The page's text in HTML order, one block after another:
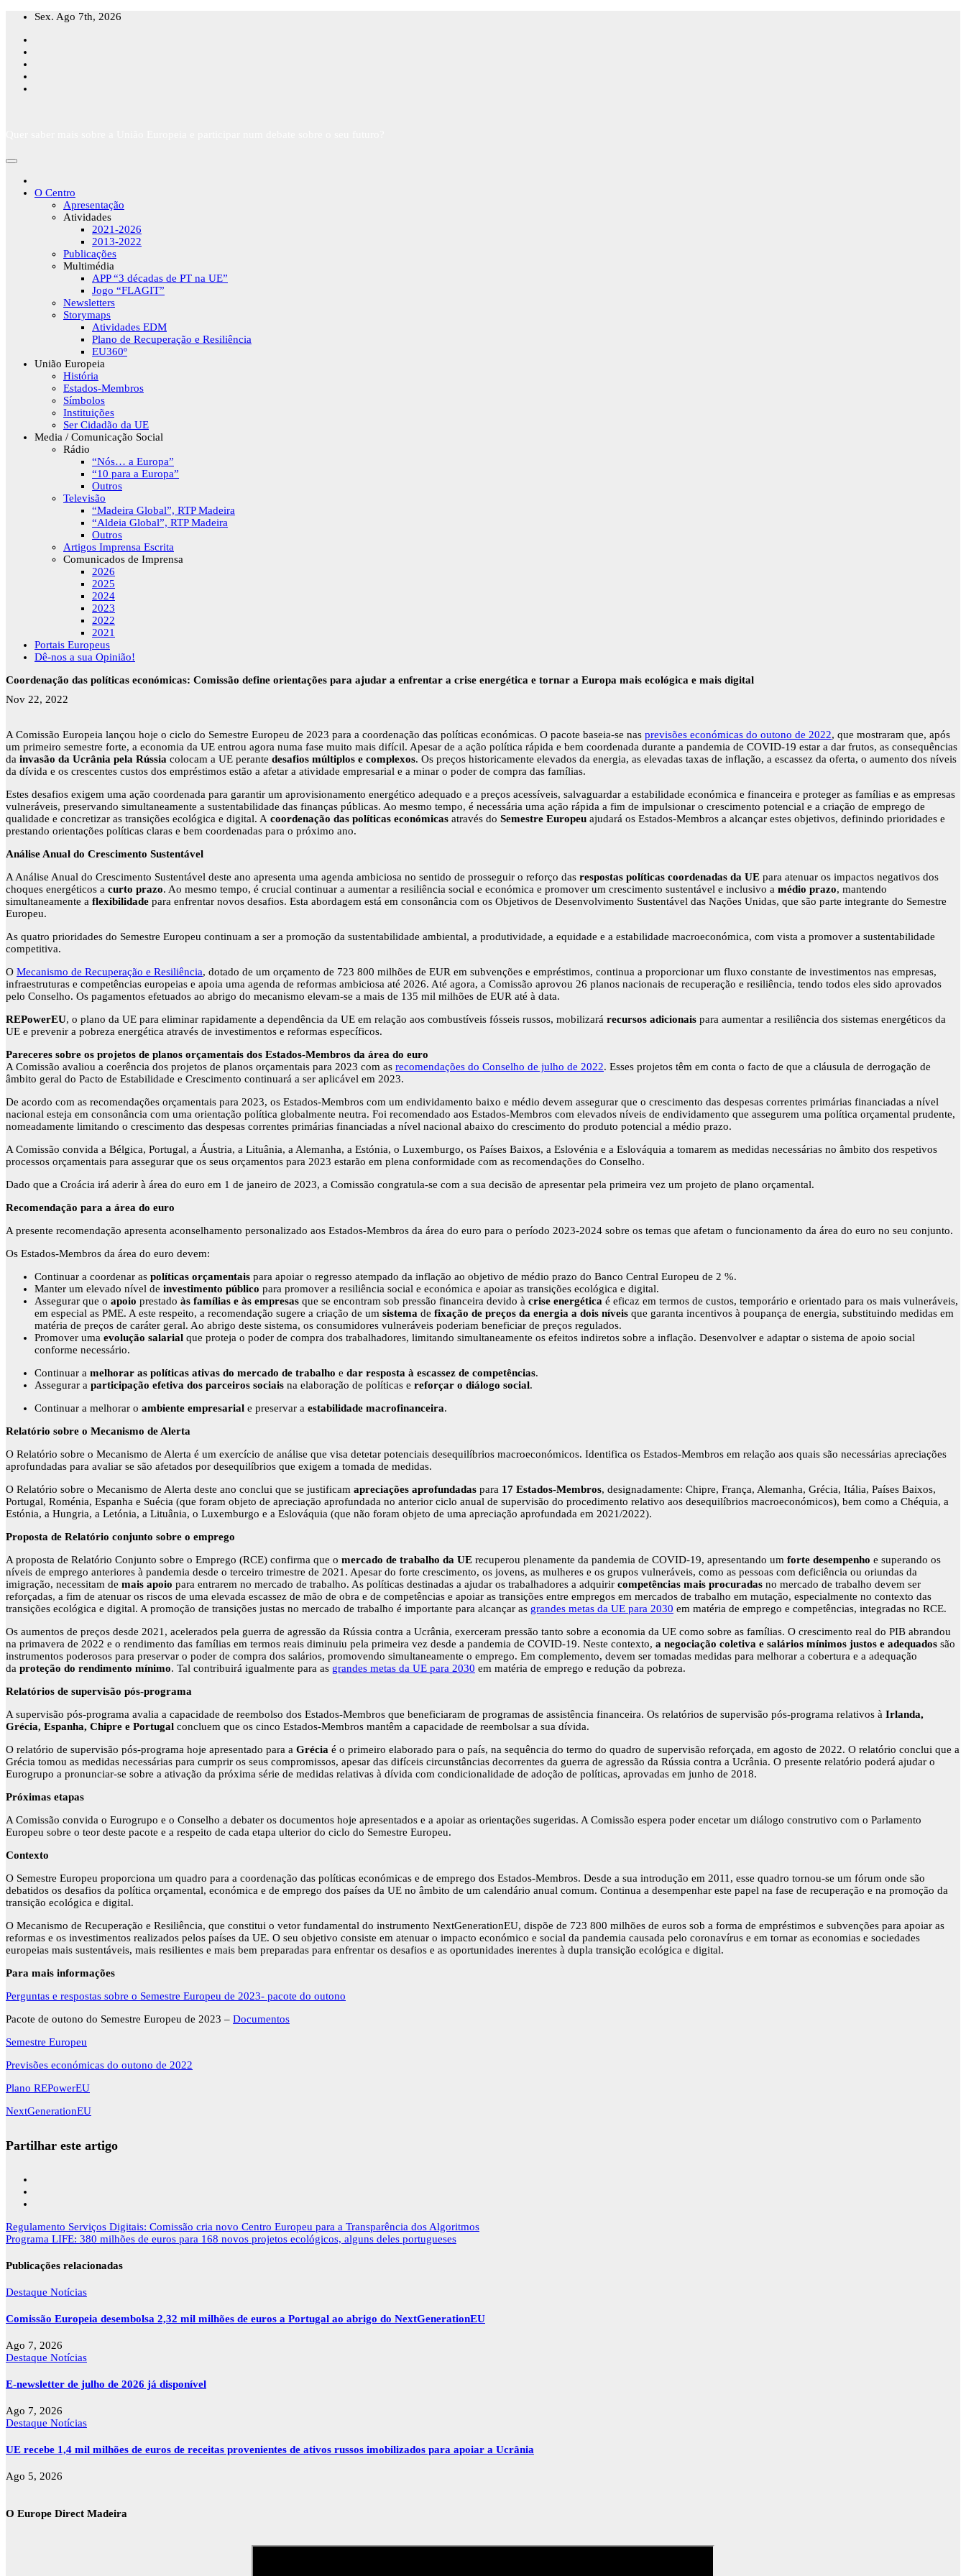
Skip
content
Sex. Ago 7th, 2026
O Centro
Apresentação
Atividades
2021-2026
2013-2022
Publicações
Multimédia
APP “3 décadas de PT na UE”
Jogo “FLAGIT”
Newsletters
Storymaps
Atividades EDM
Plano de Recuperação e Resiliência
EU360º
União Europeia
História
Estados-Membros
Símbolos
Instituições
Ser Cidadão da UE
Media / Comunicação Social
Rádio
“Nós… a Europa”
“10 para a Europa”
Outros
Televisão
“Madeira Global”, RTP Madeira
“Aldeia Global”, RTP Madeira
Outros
Artigos Imprensa Escrita
Comunicados de Imprensa
2026
2025
2024
2023
2022
2021
Portais Europeus
Dê-nos a sua Opinião!
Coordenação das políticas económicas: Comissão define orientações para ajudar a enfrentar a crise energética e tornar a Europa mais ecológica e mais digital
Nov 22, 2022
A Comissão Europeia lançou hoje o ciclo do Semestre Europeu de 2023 para a coordenação das políticas económicas. O pacote baseia-se nas previsões económicas do outono de 2022, que mostraram que, após
um primeiro semestre forte, a economia da UE entrou agora numa fase muito mais difícil. Apesar de a ação política rápida e bem coordenada durante a pandemia de COVID-19 estar a dar frutos, as consequências
da invasão da Ucrânia pela Rússia colocam a UE perante desafios múltiplos e complexos. Os preços historicamente elevados da energia, as elevadas taxas de inflação, a escassez da oferta, o aumento dos níveis
da dívida e os crescentes custos dos empréstimos estão a afetar a atividade empresarial e a minar o poder de compra das famílias.
Estes desafios exigem uma ação coordenada para garantir um aprovisionamento energético adequado e a preços acessíveis, salvaguardar a estabilidade económica e financeira e proteger as famílias e as empresas
vulneráveis, preservando simultaneamente a sustentabilidade das finanças públicas. Ao mesmo tempo, é necessária uma ação rápida a fim de impulsionar o crescimento potencial e a criação de emprego de
qualidade e concretizar as transições ecológica e digital. A coordenação das políticas económicas através do Semestre Europeu ajudará os Estados-Membros a alcançar estes objetivos, definindo prioridades e
prestando orientações políticas claras e bem coordenadas para o próximo ano.
Análise Anual do Crescimento Sustentável
A Análise Anual do Crescimento Sustentável deste ano apresenta uma agenda ambiciosa no sentido de prosseguir o reforço das respostas políticas coordenadas da UE para atenuar os impactos negativos dos
choques energéticos a curto prazo. Ao mesmo tempo, é crucial continuar a aumentar a resiliência social e económica e promover um crescimento sustentável e inclusivo a médio prazo, mantendo
simultaneamente a flexibilidade para enfrentar novos desafios. Esta abordagem está em consonância com os Objetivos de Desenvolvimento Sustentável das Nações Unidas, que são parte integrante do Semestre
Europeu.
As quatro prioridades do Semestre Europeu continuam a ser a promoção da sustentabilidade ambiental, a produtividade, a equidade e a estabilidade macroeconómica, com vista a promover a sustentabilidade
competitiva.
O Mecanismo de Recuperação e Resiliência, dotado de um orçamento de 723 800 milhões de EUR em subvenções e empréstimos, continua a proporcionar um fluxo constante de investimentos nas empresas,
infraestruturas e competências europeias e apoia uma agenda de reformas ambiciosa até 2026. Até agora, a Comissão aprovou 26 planos nacionais de recuperação e resiliência, tendo todos eles sido aprovados
pelo Conselho. Os pagamentos efetuados ao abrigo do mecanismo elevam-se a mais de 135 mil milhões de EUR até à data.
REPowerEU, o plano da UE para eliminar rapidamente a dependência da UE em relação aos combustíveis fósseis russos, mobilizará recursos adicionais para aumentar a resiliência dos sistemas energéticos da
UE e prevenir a pobreza energética através de investimentos e reformas específicos.
Pareceres sobre os projetos de planos orçamentais dos Estados-Membros da área do euro
A Comissão avaliou a coerência dos projetos de planos orçamentais para 2023 com as recomendações do Conselho de julho de 2022. Esses projetos têm em conta o facto de que a cláusula de derrogação de
âmbito geral do Pacto de Estabilidade e Crescimento continuará a ser aplicável em 2023.
De acordo com as recomendações orçamentais para 2023, os Estados-Membros com um endividamento baixo e médio devem assegurar que o crescimento das despesas correntes primárias financiadas a nível
nacional esteja em consonância com uma orientação política globalmente neutra. Foi recomendado aos Estados-Membros com elevados níveis de endividamento que assegurem uma política orçamental prudente,
nomeadamente limitando o crescimento das despesas correntes primárias financiadas a nível nacional abaixo do crescimento do produto potencial a médio prazo.
A Comissão convida a Bélgica, Portugal, a Áustria, a Lituânia, a Alemanha, a Estónia, o Luxemburgo, os Países Baixos, a Eslovénia e a Eslováquia a tomarem as medidas necessárias no âmbito dos respetivos
processos orçamentais para assegurar que os seus orçamentos para 2023 estarão em plena conformidade com as recomendações do Conselho.
Dado que a Croácia irá aderir à área do euro em 1 de janeiro de 2023, a Comissão congratula-se com a sua decisão de apresentar pela primeira vez um projeto de plano orçamental.
Recomendação para a área do euro
A presente recomendação apresenta aconselhamento personalizado aos Estados-Membros da área do euro para o período 2023-2024 sobre os temas que afetam o funcionamento da área do euro no seu conjunto.
Os Estados-Membros da área do euro devem:
Continuar a coordenar as políticas orçamentais para apoiar o regresso atempado da inflação ao objetivo de médio prazo do Banco Central Europeu de 2 %.
Manter um elevado nível de investimento público para promover a resiliência social e económica e apoiar as transições ecológica e digital.
Assegurar que o apoio prestado às famílias e às empresas que se encontram sob pressão financeira devido à crise energética é eficaz em termos de custos, temporário e orientado para os mais vulneráveis,
em especial as PME. A este respeito, a recomendação sugere a criação de um sistema de fixação de preços da energia a dois níveis que garanta incentivos à poupança de energia, substituindo medidas em
matéria de preços de caráter geral. Ao abrigo deste sistema, os consumidores vulneráveis poderiam beneficiar de preços regulados.
Promover uma evolução salarial que proteja o poder de compra dos trabalhadores, limitando simultaneamente os efeitos indiretos sobre a inflação. Desenvolver e adaptar o sistema de apoio social
conforme necessário.
Continuar a melhorar as políticas ativas do mercado de trabalho e dar resposta à escassez de competências.
Assegurar a participação efetiva dos parceiros sociais na elaboração de políticas e reforçar o diálogo social.
Continuar a melhorar o ambiente empresarial e preservar a estabilidade macrofinanceira.
Relatório sobre o Mecanismo de Alerta
O Relatório sobre o Mecanismo de Alerta é um exercício de análise que visa detetar potenciais desequilíbrios macroeconómicos. Identifica os Estados-Membros em relação aos quais são necessárias apreciações
aprofundadas para avaliar se são afetados por desequilíbrios que exigem a tomada de medidas.
O Relatório sobre o Mecanismo de Alerta deste ano conclui que se justificam apreciações aprofundadas para 17 Estados-Membros, designadamente: Chipre, França, Alemanha, Grécia, Itália, Países Baixos,
Portugal, Roménia, Espanha e Suécia (que foram objeto de apreciação aprofundada no anterior ciclo anual de supervisão do procedimento relativo aos desequilíbrios macroeconómicos), bem como a Chéquia, a
Estónia, a Hungria, a Letónia, a Lituânia, o Luxemburgo e a Eslováquia (que não foram objeto de uma apreciação aprofundada em 2021/2022).
Proposta de Relatório conjunto sobre o emprego
A proposta de Relatório Conjunto sobre o Emprego (RCE) confirma que o mercado de trabalho da UE recuperou plenamente da pandemia de COVID-19, apresentando um forte desempenho e superando os
níveis de emprego anteriores à pandemia desde o terceiro trimestre de 2021. Apesar do forte crescimento, os jovens, as mulheres e os grupos vulneráveis, como as pessoas com deficiência ou oriundas da
imigração, necessitam de mais apoio para entrarem no mercado de trabalho. As políticas destinadas a ajudar os trabalhadores a adquirir competências mais procuradas no mercado de trabalho devem ser
reforçadas, a fim de atenuar os riscos de uma elevada escassez de mão de obra e de competências e apoiar as transições entre empregos em mercados de trabalho em mutação, especialmente no contexto das
transições ecológica e digital. A promoção de transições justas no mercado de trabalho é importante para alcançar as grandes metas da UE para 2030 em matéria de emprego e competências, integradas no RCE.
Os aumentos de preços desde 2021, acelerados pela guerra de agressão da Rússia contra a Ucrânia, exerceram pressão tanto sobre a economia da UE como sobre as famílias. O crescimento real do PIB abrandou
na primavera de 2022 e o rendimento das famílias em termos reais diminuiu pela primeira vez desde a pandemia de COVID-19. Neste contexto, a negociação coletiva e salários mínimos justos e adequados são
instrumentos poderosos para preservar o poder de compra dos salários, promovendo simultaneamente o emprego. Em complemento, devem ser tomadas medidas para melhorar a cobertura e a adequação
da proteção do rendimento mínimo. Tal contribuirá igualmente para as grandes metas da UE para 2030 em matéria de emprego e redução da pobreza.
Relatórios de supervisão pós-programa
A supervisão pós-programa avalia a capacidade de reembolso dos Estados-Membros que beneficiaram de programas de assistência financeira. Os relatórios de supervisão pós-programa relativos à Irlanda,
Grécia, Espanha, Chipre e Portugal concluem que os cinco Estados-Membros mantêm a capacidade de reembolsar a sua dívida.
O relatório de supervisão pós-programa hoje apresentado para a Grécia é o primeiro elaborado para o país, na sequência do termo do quadro de supervisão reforçada, em agosto de 2022. O relatório conclui que a
Grécia tomou as medidas necessárias para cumprir os seus compromissos, apesar das difíceis circunstâncias decorrentes da guerra de agressão da Rússia contra a Ucrânia. O presente relatório poderá ajudar o
Eurogrupo a pronunciar-se sobre a ativação da próxima série de medidas relativas à dívida com condicionalidade de adoção de políticas, aprovadas em junho de 2018.
Próximas etapas
A Comissão convida o Eurogrupo e o Conselho a debater os documentos hoje apresentados e a apoiar as orientações sugeridas. A Comissão espera poder encetar um diálogo construtivo com o Parlamento
Europeu sobre o teor deste pacote e a respeito de cada etapa ulterior do ciclo do Semestre Europeu.
Contexto
O Semestre Europeu proporciona um quadro para a coordenação das políticas económicas e de emprego dos Estados-Membros. Desde a sua introdução em 2011, esse quadro tornou-se um fórum onde são
debatidos os desafios da política orçamental, económica e de emprego dos países da UE no âmbito de um calendário anual comum. Continua a desempenhar este papel na fase de recuperação e na promoção da
transição ecológica e digital.
O Mecanismo de Recuperação e Resiliência, que constitui o vetor fundamental do instrumento NextGenerationEU, dispõe de 723 800 milhões de euros sob a forma de empréstimos e subvenções para apoiar as
reformas e os investimentos realizados pelos países da UE. O seu objetivo consiste em atenuar o impacto económico e social da pandemia causada pelo coronavírus e em tornar as economias e sociedades
europeias mais sustentáveis, mais resilientes e mais bem preparadas para enfrentar os desafios e as oportunidades inerentes à dupla transição ecológica e digital.
Para mais informações
Perguntas e respostas sobre o Semestre Europeu de 2023- pacote do outono
Pacote de outono do Semestre Europeu de 2023 – Documentos
Semestre Europeu
Previsões económicas do outono de 2022
Plano REPowerEU
NextGenerationEU
Partilhar este artigo
Navegação
de
Regulamento Serviços Digitais: Comissão cria novo Centro Europeu para a Transparência dos Algoritmos
Programa LIFE: 380 milhões de euros para 168 novos projetos ecológicos, alguns deles portugueses
Publicações relacionadas
Destaque Notícias
Comissão Europeia desembolsa 2,32 mil milhões de euros a Portugal ao abrigo do NextGenerationEU
Ago 7, 2026
Destaque Notícias
E-newsletter de julho de 2026 já disponível
Ago 7, 2026
Destaque Notícias
UE recebe 1,4 mil milhões de euros de receitas provenientes de ativos russos imobilizados para apoiar a Ucrânia
Ago 5, 2026
O Europe Direct Madeira